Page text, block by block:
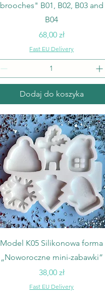
brooches" B01, B02, B03 and
B04
Cena
68,00 zł
Fast EU Delivery
Dodaj do koszyka
Podgląd
Model K05 Silikonowa forma
„Noworoczne mini-zabawki”
Cena
38,00 zł
Fast EU Delivery